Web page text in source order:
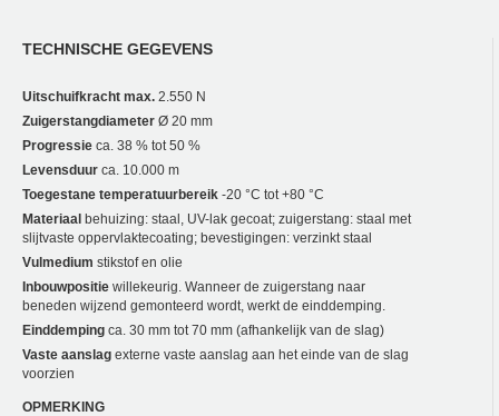
TECHNISCHE GEGEVENS
Uitschuifkracht max. 2.550 N
Zuigerstangdiameter Ø 20 mm
Progressie ca. 38 % tot 50 %
Levensduur ca. 10.000 m
Toegestane temperatuurbereik -20 °C tot +80 °C
Materiaal behuizing: staal, UV-lak gecoat; zuigerstang: staal met
slijtvaste oppervlaktecoating; bevestigingen: verzinkt staal
Vulmedium stikstof en olie
Inbouwpositie willekeurig. Wanneer de zuigerstang naar
beneden wijzend gemonteerd wordt, werkt de einddemping.
Einddemping ca. 30 mm tot 70 mm (afhankelijk van de slag)
Vaste aanslag externe vaste aanslag aan het einde van de slag
voorzien
OPMERKING